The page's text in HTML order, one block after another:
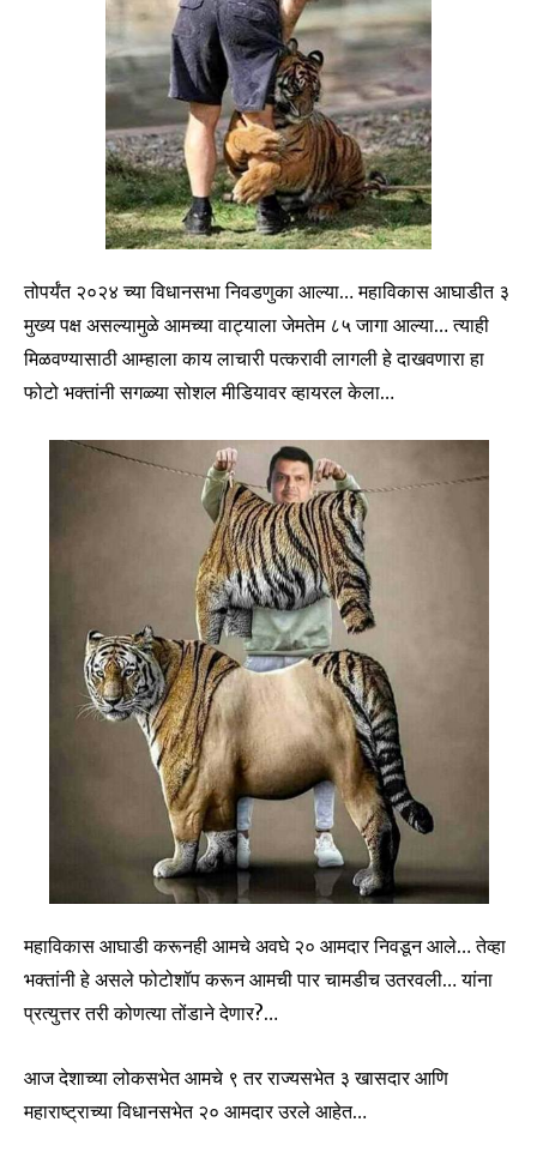
तोपर्यंत २०२४ च्या विधानसभा निवडणुका आल्या… महाविकास आघाडीत ३
मुख्य पक्ष असल्यामुळे आमच्या वाट्याला जेमतेम ८५ जागा आल्या… त्याही
मिळवण्यासाठी आम्हाला काय लाचारी पत्करावी लागली हे दाखवणारा हा
फोटो भक्तांनी सगळ्या सोशल मीडियावर व्हायरल केला…
महाविकास आघाडी करूनही आमचे अवघे २० आमदार निवडून आले… तेव्हा
भक्तांनी हे असले फोटोशॉप करून आमची पार चामडीच उतरवली… यांना
प्रत्युत्तर तरी कोणत्या तोंडाने देणार?…
आज देशाच्या लोकसभेत आमचे ९ तर राज्यसभेत ३ खासदार आणि
महाराष्ट्राच्या विधानसभेत २० आमदार उरले आहेत…